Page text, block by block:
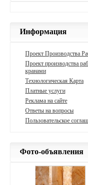
Информация
Проект Производства
Проект производства
кранами
Технологическая Карта
Платные услуги
Реклама на сайте
Ответы на вопросы
Пользовательское
Фото-объявления